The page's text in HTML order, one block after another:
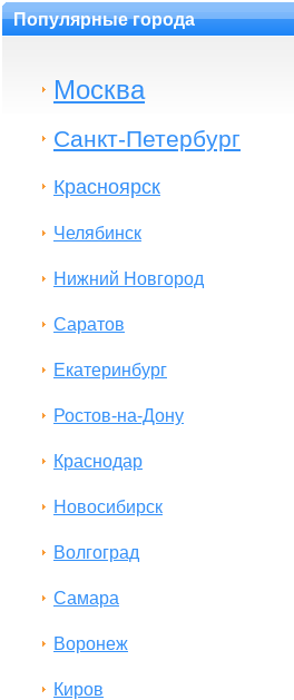
Популярные города
Москва
Санкт-Петербург
Красноярск
Челябинск
Нижний Новгород
Саратов
Екатеринбург
Ростов-на-Дону
Краснодар
Новосибирск
Волгоград
Самара
Воронеж
Киров